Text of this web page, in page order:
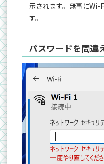
示されます。無事にWi-
す。
パスワードを間違